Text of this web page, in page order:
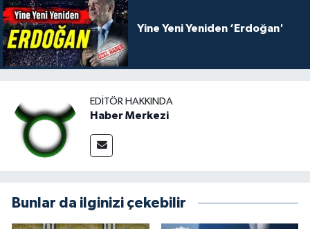
Yine Yeni Yeniden ‘Erdoğan'
EDITÖR HAKKINDA
Haber Merkezi
Bunlar da ilginizi çekebilir